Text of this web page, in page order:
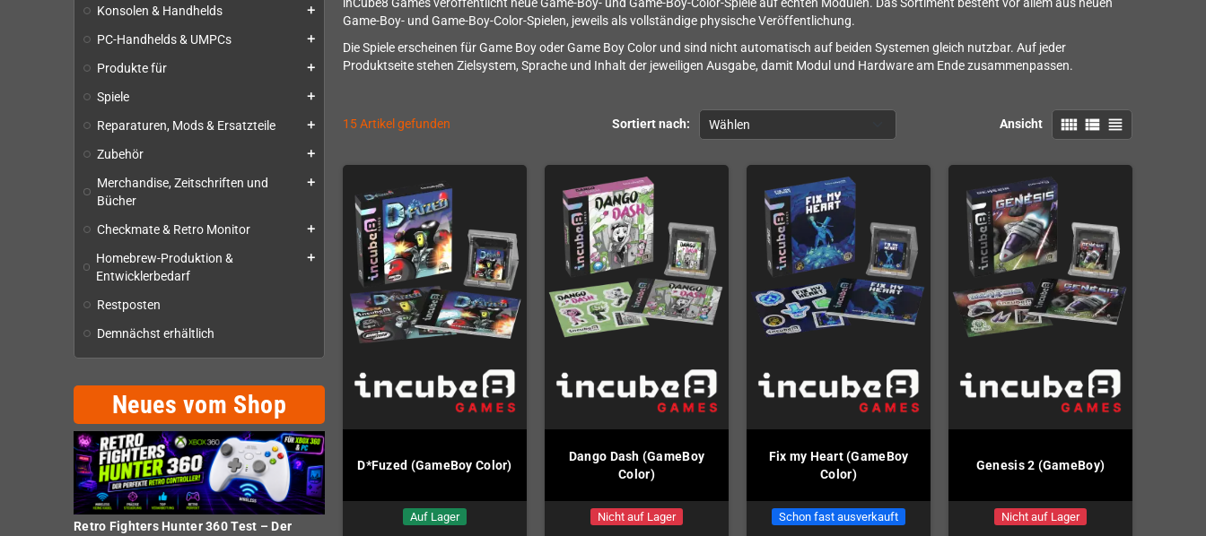
Konsolen & Handhelds add
PC-Handhelds & UMPCs add
Produkte für add
Spiele add
Reparaturen, Mods & Ersatzteile add
Zubehör add
Merchandise, Zeitschriften und
Bücher
add
Checkmate & Retro Monitor add
Homebrew-Produktion &
Entwicklerbedarf
add
Restposten
Demnächst erhältlich
Neues vom Shop
Retro Fighters Hunter 360 Test – Der
inCube8 Games veröffentlicht neue Game-Boy- und Game-Boy-Color-Spiele auf echten Modulen. Das Sortiment besteht vor allem aus neuen
Game-Boy- und Game-Boy-Color-Spielen, jeweils als vollständige physische Veröffentlichung.
Die Spiele erscheinen für Game Boy oder Game Boy Color und sind nicht automatisch auf beiden Systemen gleich nutzbar. Auf jeder
Produktseite stehen Zielsystem, Sprache und Inhalt der jeweiligen Ausgabe, damit Modul und Hardware am Ende zusammenpassen.
Sortiert nach: Wählen Ansicht view_comfy view_list view_headline
15 Artikel gefunden
D*Fuzed (GameBoy Color)
Auf Lager
Dango Dash (GameBoy
Color)
Nicht auf Lager
Fix my Heart (GameBoy
Color)
Schon fast ausverkauft
Genesis 2 (GameBoy)
Nicht auf Lager